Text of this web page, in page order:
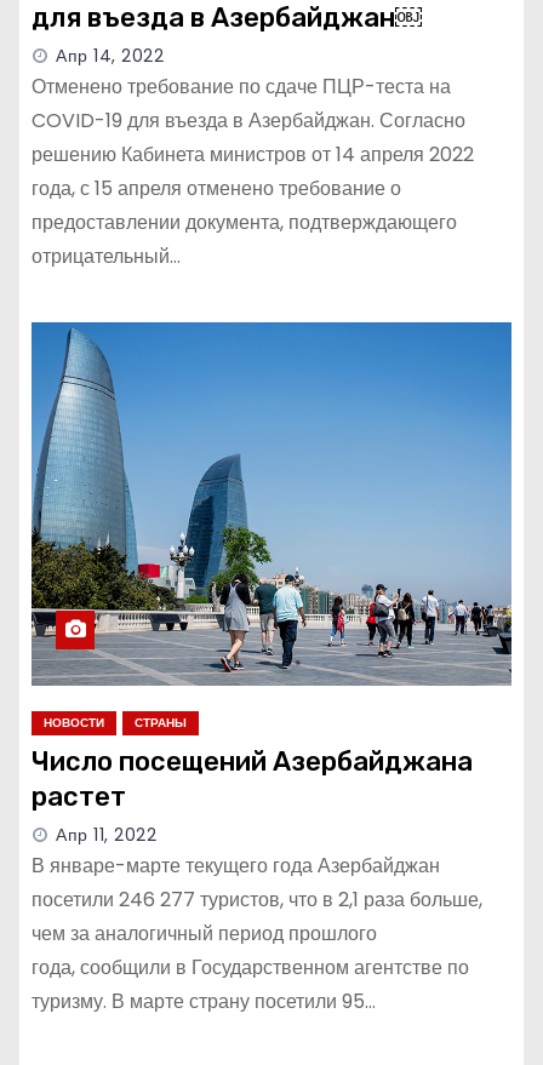
для въезда в Азербайджан￼
Апр 14, 2022
Отменено требование по сдаче ПЦР-теста на
COVID-19 для въезда в Азербайджан. Согласно
решению Кабинета министров от 14 апреля 2022
года, с 15 апреля отменено требование о
предоставлении документа, подтверждающего
отрицательный…
НОВОСТИ СТРАНЫ
Число посещений Азербайджана
растет
Апр 11, 2022
В январе-марте текущего года Азербайджан
посетили 246 277 туристов, что в 2,1 раза больше,
чем за аналогичный период прошлого
года, сообщили в Государственном агентстве по
туризму. В марте страну посетили 95…